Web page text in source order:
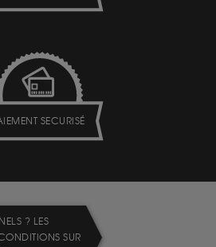
SECURISÉ
? LES
SUR